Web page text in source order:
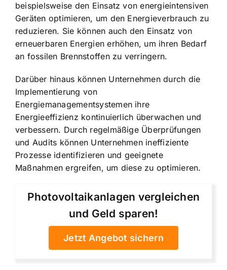
beispielsweise den Einsatz von energieintensiven
Geräten optimieren, um den Energieverbrauch zu
reduzieren. Sie können auch den Einsatz von
erneuerbaren Energien erhöhen, um ihren Bedarf
an fossilen Brennstoffen zu verringern.
Darüber hinaus können Unternehmen durch die
Implementierung von
Energiemanagementsystemen ihre
Energieeffizienz kontinuierlich überwachen und
verbessern. Durch regelmäßige Überprüfungen
und Audits können Unternehmen ineffiziente
Prozesse identifizieren und geeignete
Maßnahmen ergreifen, um diese zu optimieren.
Photovoltaikanlagen vergleichen
und Geld sparen!
Jetzt Angebot sichern